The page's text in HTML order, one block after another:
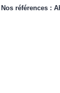
Nos références :